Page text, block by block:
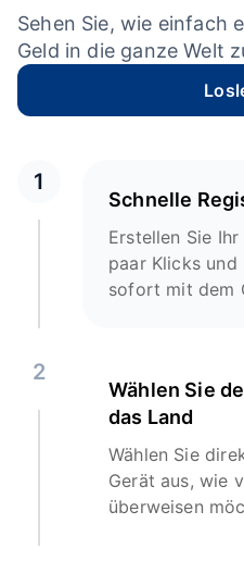
Sehen Sie, wie einfach
Geld in die ganze Welt
1
Schnelle
Erstellen Sie
paar Klicks und
sofort mit dem
2
Wählen Sie
das Land
Wählen Sie
Gerät aus, wie
überweisen